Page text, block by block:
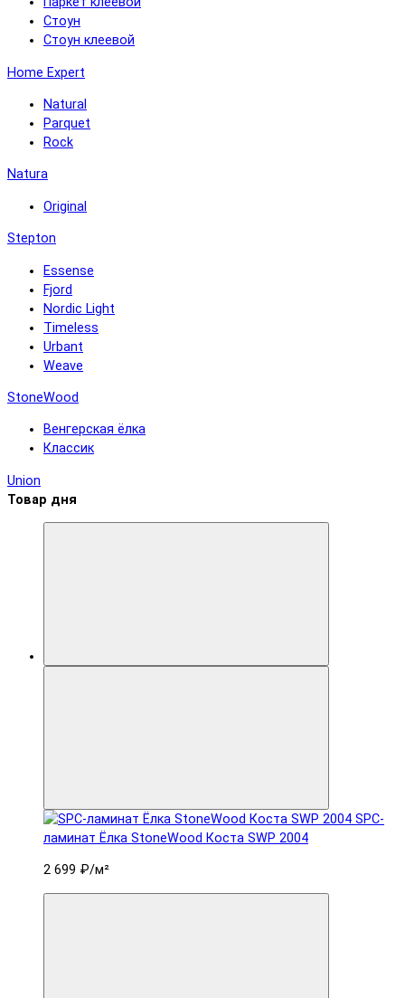
Стоун
Стоун клеевой
Home Expert
Natural
Parquet
Rock
Natura
Original
Stepton
Essense
Fjord
Nordic Light
Timeless
Urbant
Weave
StoneWood
Венгерская ёлка
Классик
Union
Товар дня
SPC-
ламинат Ëлка StoneWood Коста SWP 2004
2 699 ₽/м²